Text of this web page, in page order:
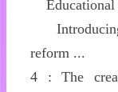
Educational
Introducing
reform ...
4 : The